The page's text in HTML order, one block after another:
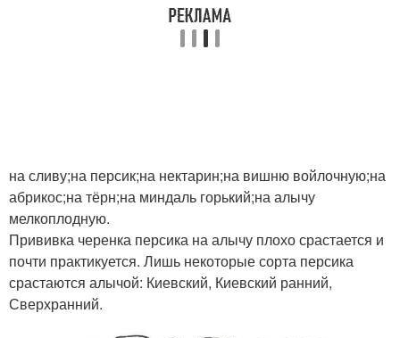
на сливу;на персик;на нектарин;на вишню войлочную;на
абрикос;на тёрн;на миндаль горький;на алычу
мелкоплодную.
Прививка черенка персика на алычу плохо срастается и
почти практикуется. Лишь некоторые сорта персика
срастаются алычой: Киевский, Киевский ранний,
Сверхранний.